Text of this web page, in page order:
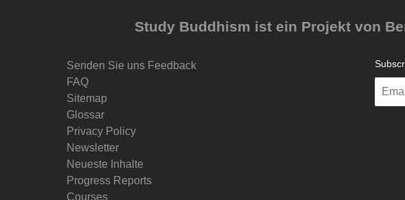
Study Buddhism ist ein Projekt von
Senden Sie uns Feedback
FAQ
Sitemap
Glossar
Privacy Policy
Newsletter
Neueste Inhalte
Progress Reports
Courses
Enter